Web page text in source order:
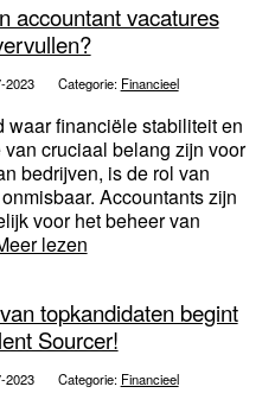
accountant vacatures
2023 Categorie: Financieel
waar financiële stabiliteit en
cruciaal belang zijn voor
bedrijven, is de rol van
Accountants zijn
voor het beheer van
lezen
topkandidaten begint
Sourcer!
2023 Categorie: Financieel